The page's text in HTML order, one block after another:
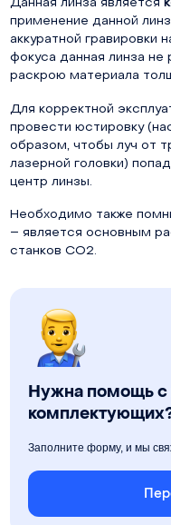
Данная линза является
применение данной
аккуратной гравировки
фокуса данная линза
раскрою материала
Для корректной
провести юстировку
образом, чтобы луч от
лазерной головки)
центр линзы.
Необходимо также
– является основным
станков СО2.
Нужна помощь
Заполните форму, и мы